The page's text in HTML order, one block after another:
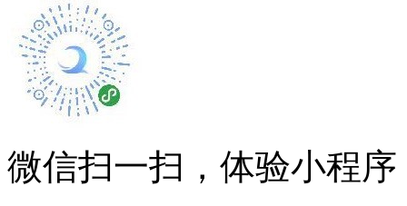
微信扫一扫，体验小程序